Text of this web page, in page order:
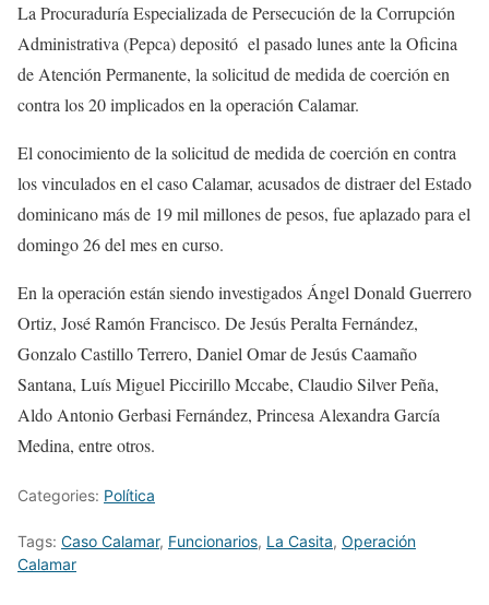
La Procuraduría Especializada de Persecución de la Corrupción
Administrativa (Pepca) depositó el pasado lunes ante la Oficina
de Atención Permanente, la solicitud de medida de coerción en
contra los 20 implicados en la operación Calamar.
El conocimiento de la solicitud de medida de coerción en contra
los vinculados en el caso Calamar, acusados de distraer del Estado
dominicano más de 19 mil millones de pesos, fue aplazado para el
domingo 26 del mes en curso.
En la operación están siendo investigados Ángel Donald Guerrero
Ortiz, José Ramón Francisco. De Jesús Peralta Fernández,
Gonzalo Castillo Terrero, Daniel Omar de Jesús Caamaño
Santana, Luís Miguel Piccirillo Mccabe, Claudio Silver Peña,
Aldo Antonio Gerbasi Fernández, Princesa Alexandra García
Medina, entre otros.
Categories: Política
Tags: Caso Calamar, Funcionarios, La Casita, Operación
Calamar